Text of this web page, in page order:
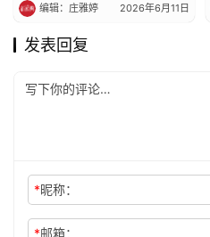
编辑：庄雅婷 2026年6月11日
发表回复
*昵称：
*邮箱：